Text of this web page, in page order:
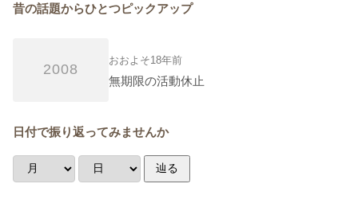
昔の話題からひとつピックアップ
2008
おおよそ18年前
無期限の活動休止
日付で振り返ってみませんか
辿る